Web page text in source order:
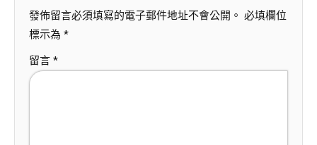
發佈留言必須填寫的電子郵件地址不會公開。 必填欄位
標示為 *
留言 *